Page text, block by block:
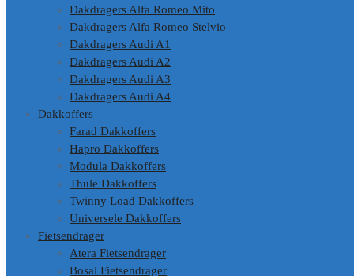
Dakdragers Alfa Romeo Mito
Dakdragers Alfa Romeo Stelvio
Dakdragers Audi A1
Dakdragers Audi A2
Dakdragers Audi A3
Dakdragers Audi A4
Dakkoffers
Farad Dakkoffers
Hapro Dakkoffers
Modula Dakkoffers
Thule Dakkoffers
Twinny Load Dakkoffers
Universele Dakkoffers
Fietsendrager
Atera Fietsendrager
Bosal Fietsendrager